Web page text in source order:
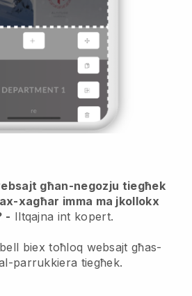
għan-negozju tiegħek
xagħar imma ma jkollokx
- Iltqajna int kopert.
biex toħloq websajt għas-
parrukkiera tiegħek.